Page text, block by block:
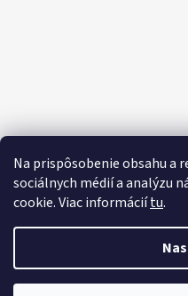
Na prispôsobenie obsahu a
sociálnych médií a analýzu
cookie. Viac informáciítu.
Copyright 2026
Slovenskej republiky